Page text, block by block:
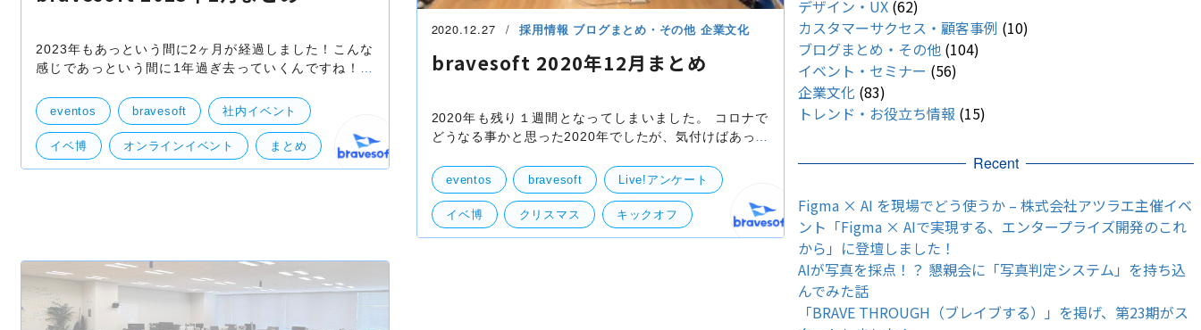
2023年もあっという間に2ヶ月が経過しました！こんな
感じであっという間に1年過ぎ去っていくんですね！早
振り返ります。 1. キャノンマーケティングジ
eventos bravesoft 社内イベント
イベ博 オンラインイベント まとめ
2020.12.27 採用情報 ブログまとめ・その他 企業文化
bravesoft 2020年12月まとめ
2020年も残り１週間となってしまいました。 コロナで
どうなる事かと思った2020年でしたが、気付けばあっと
て時の流れは激しくて、涙こぼれてしまいそうで、外は
eventos bravesoft Live!アンケート
イベ博 クリスマス キックオフ
デザイン・UX (62)
カスタマーサクセス・顧客事例 (10)
ブログまとめ・その他 (104)
イベント・セミナー (56)
企業文化 (83)
トレンド・お役立ち情報 (15)
Recent
Figma × AI を現場でどう使うか – 株式会社アツラエ主催イベ
ント「Figma × AIで実現する、エンタープライズ開発のこれ
から」に登壇しました！
AIが写真を採点！？ 懇親会に「写真判定システム」を持ち込
んでみた話
「BRAVE THROUGH（ブレイブする）」を掲げ、第23期がス